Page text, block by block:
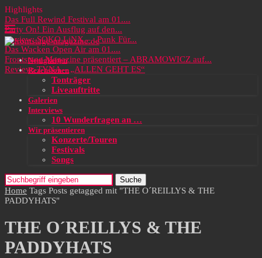
Highlights
Das Full Rewind Festival am 01....
Party On! Ein Ausflug auf den...
Review: SOKO LiNX – „Punk Für...
Das Wacken Open Air am 01....
Frontstage Magazine präsentiert – ABRAMOWICZ auf...
Review: TYNA – „ALLEN GEHT ES“
Neuigkeiten
Rezensionen
Tonträger
Liveauftritte
Galerien
Interviews
10 Wunderfragen an …
Wir präsentieren
Konzerte/Touren
Festivals
Songs
Suche
Home Tags Posts getagged mit "THE O´REILLYS & THE
PADDYHATS"
THE O´REILLYS & THE
PADDYHATS